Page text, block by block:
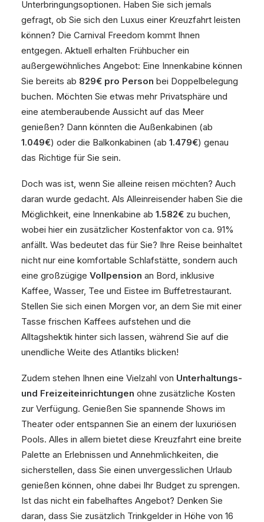
Unterbringungsoptionen. Haben Sie sich jemals
gefragt, ob Sie sich den Luxus einer Kreuzfahrt leisten
können? Die Carnival Freedom kommt Ihnen
entgegen. Aktuell erhalten Frühbucher ein
außergewöhnliches Angebot: Eine Innenkabine können
Sie bereits ab 829€ pro Person bei Doppelbelegung
buchen. Möchten Sie etwas mehr Privatsphäre und
eine atemberaubende Aussicht auf das Meer
genießen? Dann könnten die Außenkabinen (ab
1.049€) oder die Balkonkabinen (ab 1.479€) genau
das Richtige für Sie sein.
Doch was ist, wenn Sie alleine reisen möchten? Auch
daran wurde gedacht. Als Alleinreisender haben Sie die
Möglichkeit, eine Innenkabine ab 1.582€ zu buchen,
wobei hier ein zusätzlicher Kostenfaktor von ca. 91%
anfällt. Was bedeutet das für Sie? Ihre Reise beinhaltet
nicht nur eine komfortable Schlafstätte, sondern auch
eine großzügige Vollpension an Bord, inklusive
Kaffee, Wasser, Tee und Eistee im Buffetrestaurant.
Stellen Sie sich einen Morgen vor, an dem Sie mit einer
Tasse frischen Kaffees aufstehen und die
Alltagshektik hinter sich lassen, während Sie auf die
unendliche Weite des Atlantiks blicken!
Zudem stehen Ihnen eine Vielzahl von Unterhaltungs-
und Freizeiteinrichtungen ohne zusätzliche Kosten
zur Verfügung. Genießen Sie spannende Shows im
Theater oder entspannen Sie an einem der luxuriösen
Pools. Alles in allem bietet diese Kreuzfahrt eine breite
Palette an Erlebnissen und Annehmlichkeiten, die
sicherstellen, dass Sie einen unvergesslichen Urlaub
genießen können, ohne dabei Ihr Budget zu sprengen.
Ist das nicht ein fabelhaftes Angebot? Denken Sie
daran, dass Sie zusätzlich Trinkgelder in Höhe von 16